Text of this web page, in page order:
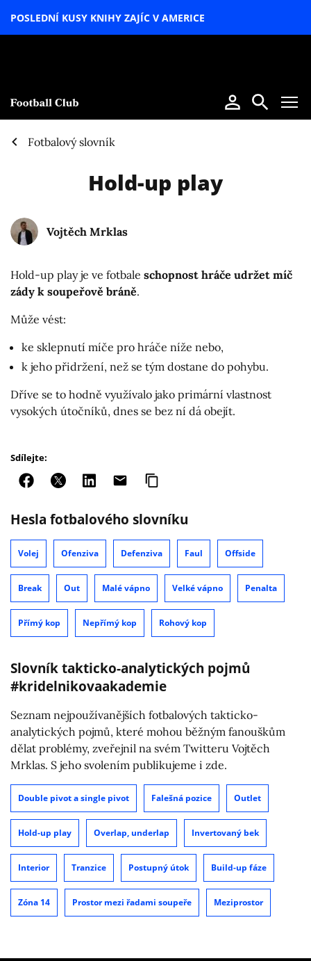
POSLEDNÍ KUSY KNIHY ZAJÍC V AMERICE
Fotbalový slovník
Hold-up play
Vojtěch Mrklas
Hold-up play je ve fotbale schopnost hráče udržet míč
zády k soupeřově bráně.
Může vést:
ke sklepnutí míče pro hráče níže nebo,
k jeho přidržení, než se tým dostane do pohybu.
Dříve se to hodně využívalo jako primární vlastnost
vysokých útočníků, dnes se bez ní dá obejít.
Sdílejte:
Hesla fotbalového slovníku
Volej Ofenziva Defenziva Faul Offside
Break Out Malé vápno Velké vápno Penalta
Přímý kop Nepřímý kop Rohový kop
Slovník takticko-analytických pojmů
#kridelnikovaakademie
Seznam nejpoužívanějších fotbalových takticko-
analytických pojmů, které mohou běžným fanouškům
dělat problémy, zveřejnil na svém Twitteru Vojtěch
Mrklas. S jeho svolením publikujeme i zde.
Double pivot a single pivot Falešná pozice Outlet
Hold-up play Overlap, underlap Invertovaný bek
Interior Tranzice Postupný útok Build-up fáze
Zóna 14 Prostor mezi řadami soupeře Meziprostor